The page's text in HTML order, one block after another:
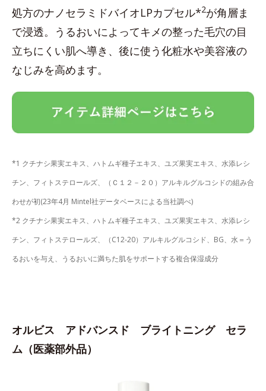
処方のナノセラミドバイオLPカプセル*2が角層ま
で浸透。うるおいによってキメの整った毛穴の目
立ちにくい肌へ導き、後に使う化粧水や美容液の
なじみを高めます。
*1 クチナシ果実エキス、ハトムギ種子エキス、ユズ果実エキス、水添レシ
チン、フィトステロールズ、（Ｃ１２－２０）アルキルグルコシドの組み合
わせが初(23年4月 Mintel社データベースによる当社調べ)
*2 クチナシ果実エキス、ハトムギ種子エキス、ユズ果実エキス、水添レシ
チン、フィトステロールズ、（C12-20）アルキルグルコシド、BG、水＝う
るおいを与え、うるおいに満ちた肌をサポートする複合保湿成分
オルビス アドバンスド ブライトニング セラ
ム（医薬部外品）